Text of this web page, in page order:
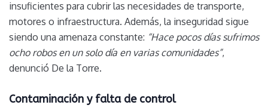
insuficientes para cubrir las necesidades de transporte,
motores o infraestructura. Además, la inseguridad sigue
siendo una amenaza constante: “Hace pocos días sufrimos
ocho robos en un solo día en varias comunidades”,
denunció De la Torre.
Contaminación y falta de control